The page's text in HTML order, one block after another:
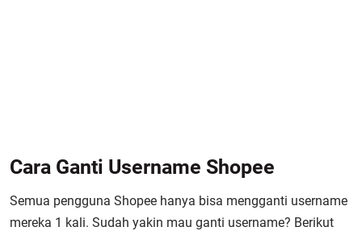
Cara Ganti Username Shopee
Semua pengguna Shopee hanya bisa mengganti username
mereka 1 kali. Sudah yakin mau ganti username? Berikut